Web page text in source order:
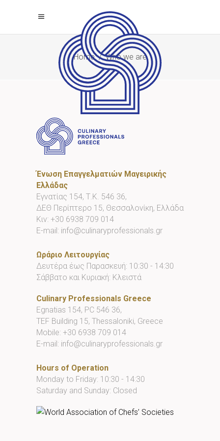
Home/Who we are
Ένωση Επαγγελματιών Μαγειρικής
Ελλάδας
Εγνατίας 154, Τ.Κ. 546 36,
ΔΕΘ Περίπτερο 15, Θεσσαλονίκη, Ελλάδα
Κιν: +30 6938 709 014
E-mail: info@culinaryprofessionals.gr
Ωράριο Λειτουργίας
Δευτέρα έως Παρασκευή: 10:30 - 14:30
Σάββατο και Κυριακή: Κλειστά
Culinary Professionals Greece
Egnatias 154, PC 546 36,
TEF Building 15, Thessaloniki, Greece
Mobile: +30 6938 709 014
E-mail: info@culinaryprofessionals.gr
Hours of Operation
Monday to Friday: 10:30 - 14:30
Saturday and Sunday: Closed